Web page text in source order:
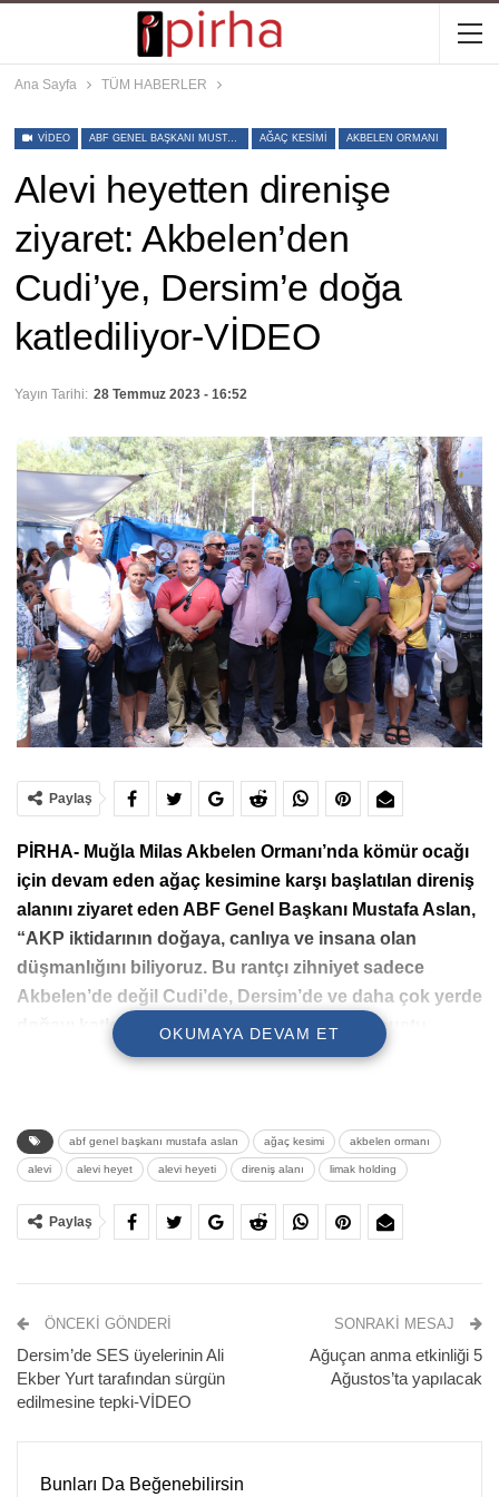
Ana Sayfa TÜM HABERLER
VIDEO ABF GENEL BAŞKANI MUSTAFA ASLAN AĞAÇ KESIMI AKBELEN ORMANI
Alevi heyetten direnişe
ziyaret: Akbelen’den
Cudi’ye, Dersim’e doğa
katlediliyor-VİDEO
Yayın Tarihi: 28 Temmuz 2023 - 16:52
Paylaş
PİRHA- Muğla Milas Akbelen Ormanı’nda kömür ocağı
için devam eden ağaç kesimine karşı başlatılan direniş
alanını ziyaret eden ABF Genel Başkanı Mustafa Aslan,
“AKP iktidarının doğaya, canlıya ve insana olan
düşmanlığını biliyoruz. Bu rantçı zihniyet sadece
Akbelen’de değil Cudi’de, Dersim’de ve daha çok yerde
doğayı katlediyor, canlılara kıyıyor” diye konuştu.
Muğla Milas Akbelen Ormanı’nda kömür ocağı için devam
eden ağaç kesimine karşı başlatılan direnişe destek
büyüyor.
OKUMAYA DEVAM ET
abf genel başkanı mustafa aslan ağaç kesimi akbelen ormanı
alevi alevi heyet alevi heyeti direniş alanı limak holding
Paylaş
ÖNCEKI GÖNDERI
Dersim’de SES üyelerinin Ali
Ekber Yurt tarafından sürgün
edilmesine tepki-VİDEO
SONRAKI MESAJ
Ağuçan anma etkinliği 5
Ağustos’ta yapılacak
Bunları Da Beğenebilirsin